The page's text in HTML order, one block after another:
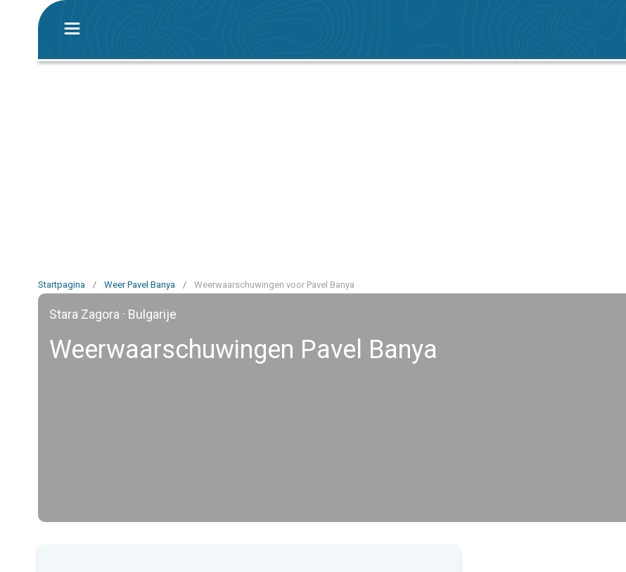
Startpagina / Weer Pavel Banya / Weerwaarschuwingen voor Pavel Banya
Stara Zagora · Bulgarije
Weerwaarschuwingen Pavel Banya